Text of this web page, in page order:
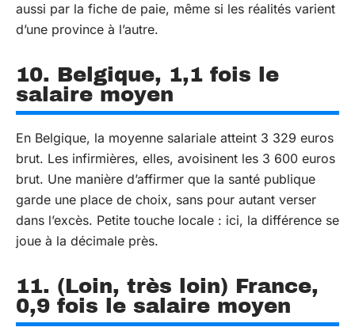
aussi par la fiche de paie, même si les réalités varient
d’une province à l’autre.
10. Belgique, 1,1 fois le
salaire moyen
En Belgique, la moyenne salariale atteint 3 329 euros
brut. Les infirmières, elles, avoisinent les 3 600 euros
brut. Une manière d’affirmer que la santé publique
garde une place de choix, sans pour autant verser
dans l’excès. Petite touche locale : ici, la différence se
joue à la décimale près.
11. (Loin, très loin) France,
0,9 fois le salaire moyen